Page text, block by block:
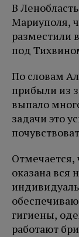
В
Мариуполя,
разместили
под
По словам
прибыли из
выпало
задачи это
Отмечается,
оказана вся
гигиены,
работают